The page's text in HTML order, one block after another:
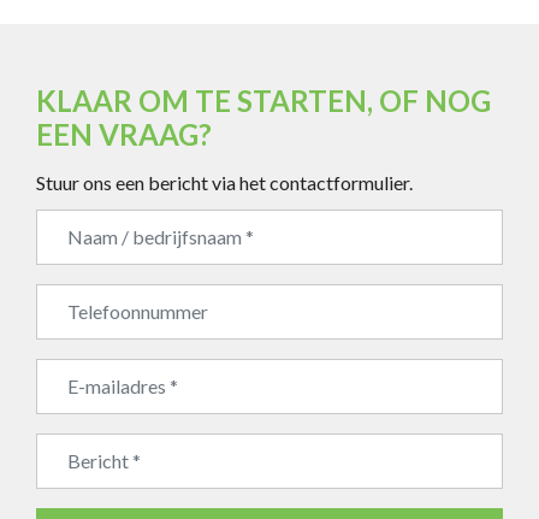
KLAAR OM TE STARTEN, OF NOG
EEN VRAAG?
Stuur ons een bericht via het contactformulier.